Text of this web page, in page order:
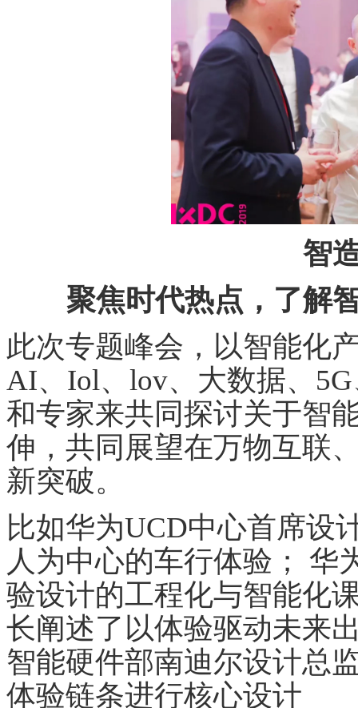
智
聚焦时代热点，了解
此次专题峰会，以智能化
AI、Iol、lov、大数据、
和专家来共同探讨关于智
伸，共同展望在万物互联
新突破。
比如华为UCD中心首席设
人为中心的车行体验； 华
验设计的工程化与智能化
长阐述了以体验驱动未来
智能硬件部南迪尔设计总
体验链条进行核心设计